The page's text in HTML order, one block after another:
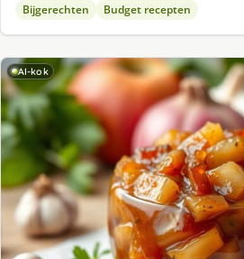
Bijgerechten Budget recepten
AI-kok